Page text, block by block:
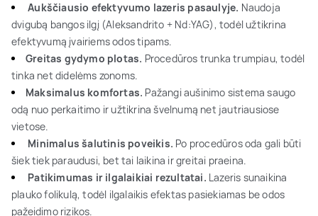
Aukščiausio efektyvumo lazeris pasaulyje. Naudoja
dvigubą bangos ilgį (Aleksandrito + Nd:YAG), todėl užtikrina
efektyvumą įvairiems odos tipams.
Greitas gydymo plotas. Procedūros trunka trumpiau, todėl
tinka net didelėms zonoms.
Maksimalus komfortas. Pažangi aušinimo sistema saugo
odą nuo perkaitimo ir užtikrina švelnumą net jautriausiose
vietose.
Minimalus šalutinis poveikis. Po procedūros oda gali būti
šiek tiek paraudusi, bet tai laikina ir greitai praeina.
Patikimumas ir ilgalaikiai rezultatai. Lazeris sunaikina
plauko folikulą, todėl ilgalaikis efektas pasiekiamas be odos
pažeidimo rizikos.